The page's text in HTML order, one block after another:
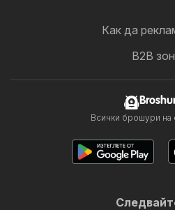
Как да
B2B
Всички брошури на